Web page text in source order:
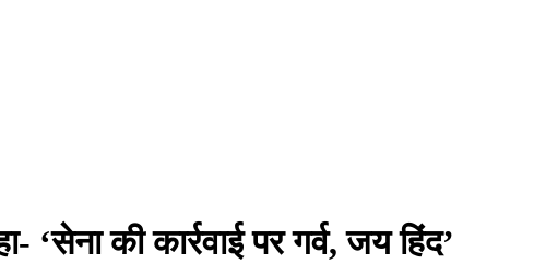
की कार्रवाई पर गर्व, जय हिंद’